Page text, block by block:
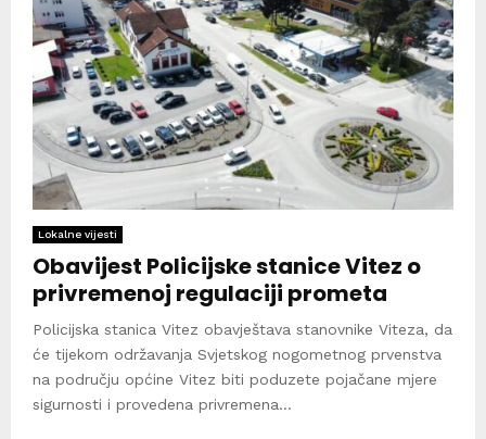
Lokalne vijesti
Obavijest Policijske stanice Vitez o
privremenoj regulaciji prometa
Policijska stanica Vitez obavještava stanovnike Viteza, da
će tijekom održavanja Svjetskog nogometnog prvenstva
na području općine Vitez biti poduzete pojačane mjere
sigurnosti i provedena privremena...